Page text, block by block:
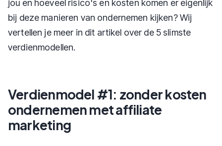
jou en hoeveel risico's en kosten komen er eigenlijk
bij deze manieren van ondernemen kijken? Wij
vertellen je meer in dit artikel over de 5 slimste
verdienmodellen.
Verdienmodel #1: zonder kosten
ondernemen met affiliate
marketing